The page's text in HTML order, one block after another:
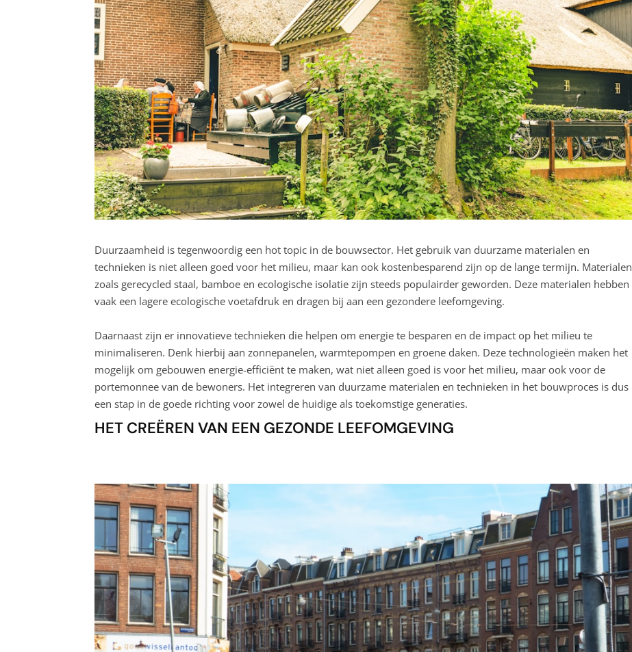
Duurzaamheid is tegenwoordig een hot topic in de bouwsector. Het gebruik van duurzame materialen en
technieken is niet alleen goed voor het milieu, maar kan ook kostenbesparend zijn op de lange termijn. Materialen
zoals gerecycled staal, bamboe en ecologische isolatie zijn steeds populairder geworden. Deze materialen hebben
vaak een lagere ecologische voetafdruk en dragen bij aan een gezondere leefomgeving.
Daarnaast zijn er innovatieve technieken die helpen om energie te besparen en de impact op het milieu te
minimaliseren. Denk hierbij aan zonnepanelen, warmtepompen en groene daken. Deze technologieën maken het
mogelijk om gebouwen energie-efficiënt te maken, wat niet alleen goed is voor het milieu, maar ook voor de
portemonnee van de bewoners. Het integreren van duurzame materialen en technieken in het bouwproces is dus
een stap in de goede richting voor zowel de huidige als toekomstige generaties.
HET CREËREN VAN EEN GEZONDE LEEFOMGEVING